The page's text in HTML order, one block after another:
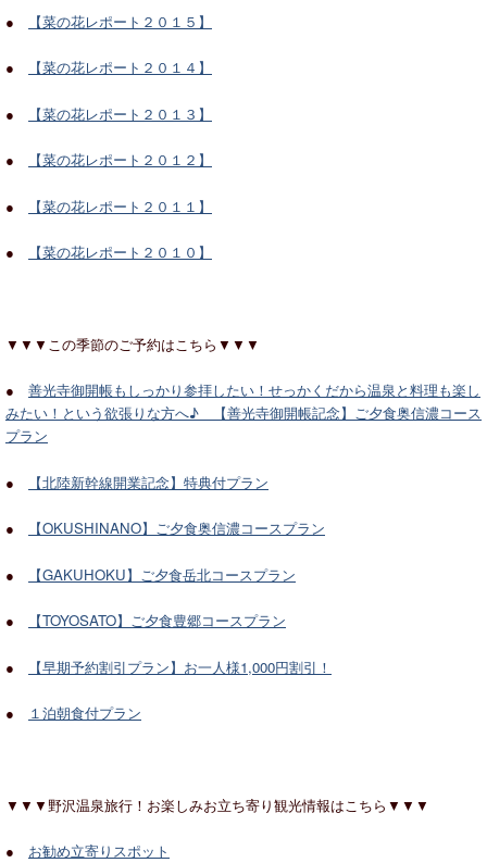
● 【菜の花レポート２０１５】
● 【菜の花レポート２０１４】
● 【菜の花レポート２０１３】
● 【菜の花レポート２０１２】
● 【菜の花レポート２０１１】
● 【菜の花レポート２０１０】
▼▼▼この季節のご予約はこちら▼▼▼
● 善光寺御開帳もしっかり参拝したい！せっかくだから温泉と料理も楽し
みたい！という欲張りな方へ♪ 【善光寺御開帳記念】ご夕食奥信濃コース
プラン
● 【北陸新幹線開業記念】特典付プラン
● 【OKUSHINANO】ご夕食奥信濃コースプラン
● 【GAKUHOKU】ご夕食岳北コースプラン
● 【TOYOSATO】ご夕食豊郷コースプラン
● 【早期予約割引プラン】お一人様1,000円割引！
● １泊朝食付プラン
▼▼▼野沢温泉旅行！お楽しみお立ち寄り観光情報はこちら▼▼▼
● お勧め立寄りスポット